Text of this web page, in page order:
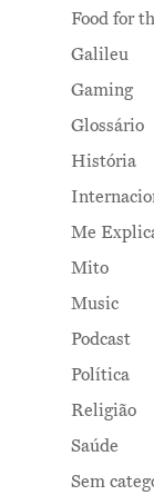
Food for
Galileu
Gaming
Glossário
História
Me
Mito
Music
Podcast
Política
Religião
Saúde
Sem